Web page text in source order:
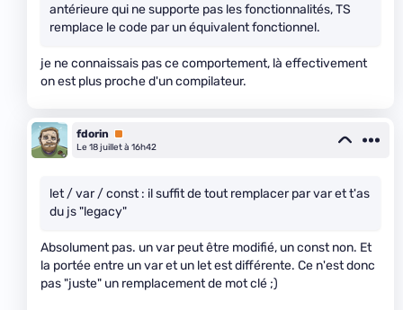
antérieure qui ne supporte pas les fonctionnalités, TS
remplace le code par un équivalent fonctionnel.
je ne connaissais pas ce comportement, là effectivement
on est plus proche d'un compilateur.
fdorin
Premium
Le 18 juillet à 16h42
let / var / const : il suffit de tout remplacer par var et t'as
du js "legacy"
Absolument pas. un var peut être modifié, un const non. Et
la portée entre un var et un let est différente. Ce n'est donc
pas "juste" un remplacement de mot clé ;)